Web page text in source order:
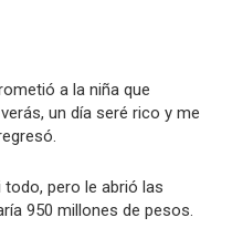
a la niña que
un día seré rico y me
pero le abrió las
950 millones de pesos.